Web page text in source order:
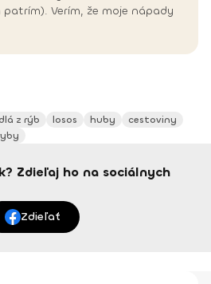
Verím, že moje nápady
z rýb losos huby
cestoviny
Zdieľaj ho na sociálnych
Zdieľať